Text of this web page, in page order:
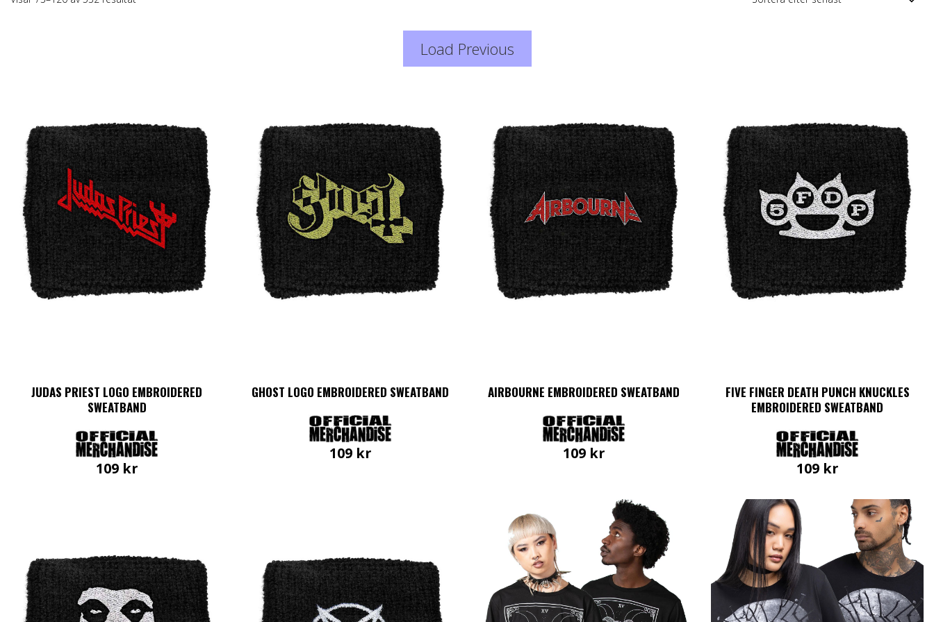
Load Previous
JUDAS PRIEST LOGO EMBROIDERED
SWEATBAND
109 kr
GHOST LOGO EMBROIDERED SWEATBAND
109 kr
AIRBOURNE EMBROIDERED SWEATBAND
109 kr
FIVE FINGER DEATH PUNCH KNUCKLES
EMBROIDERED SWEATBAND
109 kr